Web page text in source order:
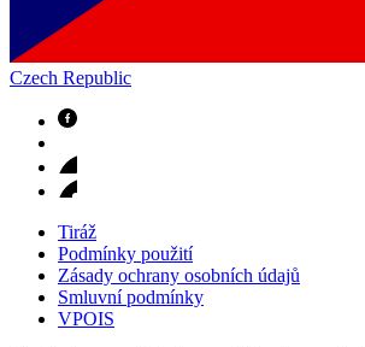
Czech Republic
Tiráž
Podmínky použití
Zásady ochrany osobních údajů
Smluvní podmínky
VPOIS